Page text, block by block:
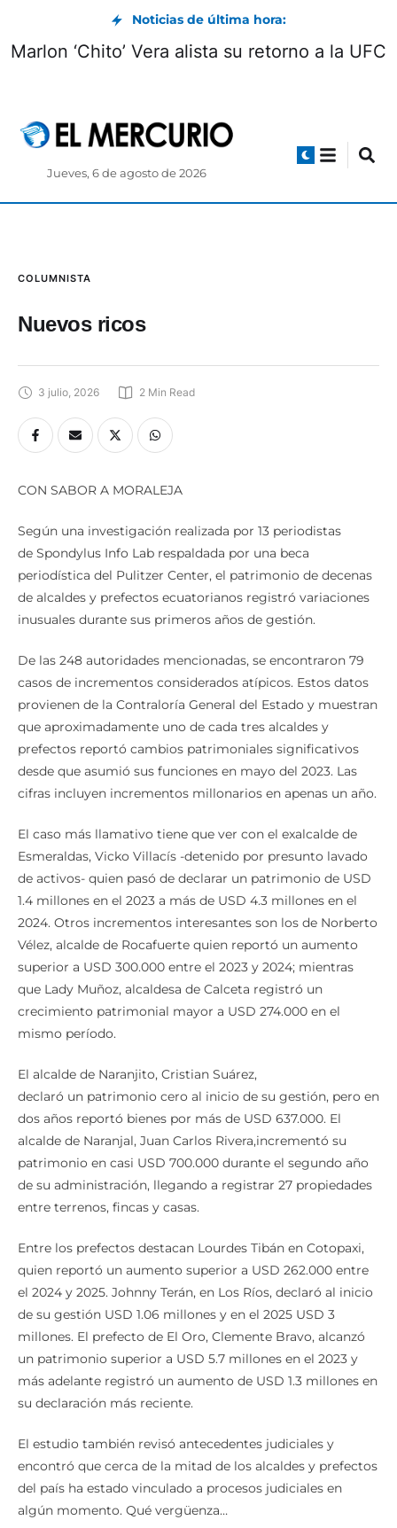
Noticias de última hora:
Marlon ‘Chito’ Vera alista su retorno a la UFC
Jueves, 6 de agosto de 2026
COLUMNISTA
Nuevos ricos
3 julio, 2026 2 Min Read
CON SABOR A MORALEJA
Según una investigación realizada por 13 periodistas
de Spondylus Info Lab respaldada por una beca
periodística del Pulitzer Center, el patrimonio de decenas
de alcaldes y prefectos ecuatorianos registró variaciones
inusuales durante sus primeros años de gestión.
De las 248 autoridades mencionadas, se encontraron 79
casos de incrementos considerados atípicos. Estos datos
provienen de la Contraloría General del Estado y muestran
que aproximadamente uno de cada tres alcaldes y
prefectos reportó cambios patrimoniales significativos
desde que asumió sus funciones en mayo del 2023. Las
cifras incluyen incrementos millonarios en apenas un año.
El caso más llamativo tiene que ver con el exalcalde de
Esmeraldas, Vicko Villacís -detenido por presunto lavado
de activos- quien pasó de declarar un patrimonio de USD
1.4 millones en el 2023 a más de USD 4.3 millones en el
2024. Otros incrementos interesantes son los de Norberto
Vélez, alcalde de Rocafuerte quien reportó un aumento
superior a USD 300.000 entre el 2023 y 2024; mientras
que Lady Muñoz, alcaldesa de Calceta registró un
crecimiento patrimonial mayor a USD 274.000 en el
mismo período.
El alcalde de Naranjito, Cristian Suárez,
declaró un patrimonio cero al inicio de su gestión, pero en
dos años reportó bienes por más de USD 637.000. El
alcalde de Naranjal, Juan Carlos Rivera,incrementó su
patrimonio en casi USD 700.000 durante el segundo año
de su administración, llegando a registrar 27 propiedades
entre terrenos, fincas y casas.
Entre los prefectos destacan Lourdes Tibán en Cotopaxi,
quien reportó un aumento superior a USD 262.000 entre
el 2024 y 2025. Johnny Terán, en Los Ríos, declaró al inicio
de su gestión USD 1.06 millones y en el 2025 USD 3
millones. El prefecto de El Oro, Clemente Bravo, alcanzó
un patrimonio superior a USD 5.7 millones en el 2023 y
más adelante registró un aumento de USD 1.3 millones en
su declaración más reciente.
El estudio también revisó antecedentes judiciales y
encontró que cerca de la mitad de los alcaldes y prefectos
del país ha estado vinculado a procesos judiciales en
algún momento. Qué vergüenza…